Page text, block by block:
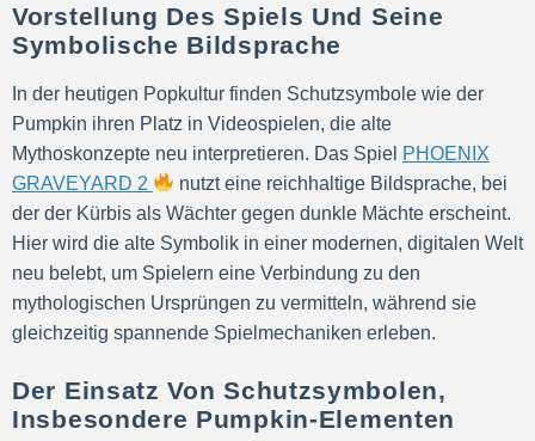
Vorstellung Des Spiels Und Seine
Symbolische Bildsprache
In der heutigen Popkultur finden Schutzsymbole wie der
Pumpkin ihren Platz in Videospielen, die alte
Mythoskonzepte neu interpretieren. Das Spiel PHOENIX
GRAVEYARD 2
nutzt eine reichhaltige Bildsprache, bei
der der Kürbis als Wächter gegen dunkle Mächte erscheint.
Hier wird die alte Symbolik in einer modernen, digitalen Welt
neu belebt, um Spielern eine Verbindung zu den
mythologischen Ursprüngen zu vermitteln, während sie
gleichzeitig spannende Spielmechaniken erleben.
Der Einsatz Von Schutzsymbolen,
Insbesondere Pumpkin-Elementen